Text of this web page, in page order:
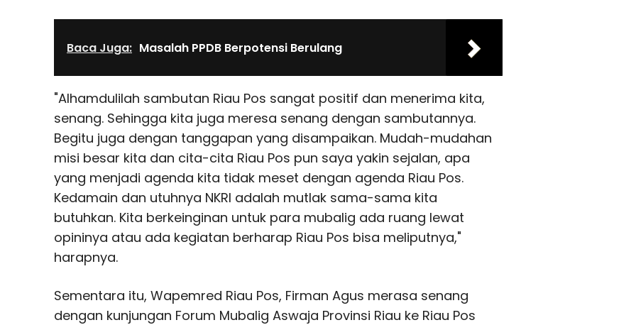
Baca Juga: Masalah PPDB Berpotensi Berulang
"Alhamdulilah sambutan Riau Pos sangat positif dan menerima kita,
senang. Sehingga kita juga meresa senang dengan sambutannya.
Begitu juga dengan tanggapan yang disampaikan. Mudah-mudahan
misi besar kita dan cita-cita Riau Pos pun saya yakin sejalan, apa
yang menjadi agenda kita tidak meset dengan agenda Riau Pos.
Kedamain dan utuhnya NKRI adalah mutlak sama-sama kita
butuhkan. Kita berkeinginan untuk para mubalig ada ruang lewat
opininya atau ada kegiatan berharap Riau Pos bisa meliputnya,"
harapnya.
Sementara itu, Wapemred Riau Pos, Firman Agus merasa senang
dengan kunjungan Forum Mubalig Aswaja Provinsi Riau ke Riau Pos